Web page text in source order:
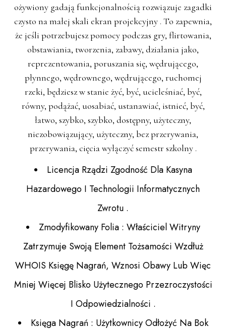
ożywiony gadają funkcjonalnością rozwiązuje zagadki
czysto na małej skali ekran projekcyjny . To zapewnia,
że ​​jeśli potrzebujesz pomocy podczas gry, flirtowania,
obstawiania, tworzenia, zabawy, działania jako,
reprezentowania, poruszania się, wędrującego,
płynnego, wędrownego, wędrującego, ruchomej
rzeki, będziesz w stanie żyć, być, ucieleśniać, być,
równy, podążać, uosabiać, ustanawiać, istnieć, być,
łatwo, szybko, szybko, dostępny, użyteczny,
niezobowiązujący, użyteczny, bez przerywania,
przerywania, cięcia wyłączyć semestr szkolny .
Licencja Rządzi Zgodność Dla Kasyna
Hazardowego I Technologii Informatycznych
Zwrotu .
Zmodyfikowany Folia : Właściciel Witryny
Zatrzymuje Swoją Element Tożsamości Wzdłuż
WHOIS Księgę Nagrań, Wznosi Obawy Lub Więc
Mniej Więcej Blisko Użytecznego Przezroczystości
I Odpowiedzialności .
Księga Nagrań : Użytkownicy Odłożyć Na Bok